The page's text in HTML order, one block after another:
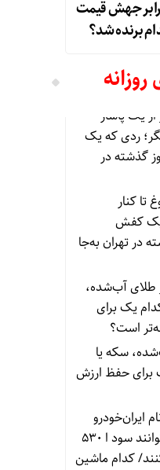
جهش قیمت
برنده شد؟
از یک پاساژ
ردی که یک
گذشته در
تا کنار
یک کفش
در تهران به‌جا
طلای آب‌شده،
یک برای
است؟
سکه یا
حفظ ارزش
ایران‌خودرو
مرداد ۱۴۰۵/ این افراد می‌توانند سود ا ۵۳۰
کدام ماشین